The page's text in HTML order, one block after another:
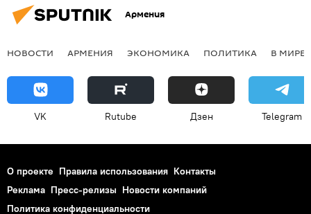
Армения
НОВОСТИ АРМЕНИЯ ЭКОНОМИКА ПОЛИТИКА В МИРЕ
VK Rutube Дзен Telegram
О проекте Правила использования Контакты
Реклама Пресс-релизы Новости компаний
Политика конфиденциальности